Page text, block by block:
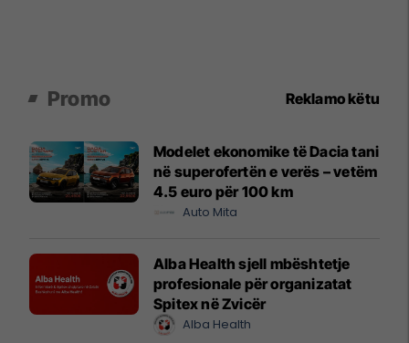
Promo Reklamo këtu
Modelet ekonomike të Dacia tani
në superofertën e verës – vetëm
4.5 euro për 100 km
Auto Mita
Alba Health sjell mbështetje
profesionale për organizatat
Spitex në Zvicër
Alba Health